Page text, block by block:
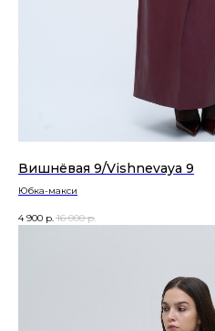
Вишнёвая 9/Vishnevaya 9
Юбка-макси
4 900 р. 16 000 р.